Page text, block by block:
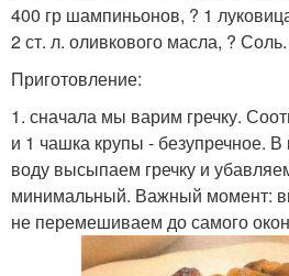
400 гр шампиньонов, ? 1
2 ст. л. оливкового масла, ? Соль.
Приготовление:
1. сначала мы варим гречку.
и 1 чашка крупы - безупречное.
воду высыпаем гречку и
минимальный. Важный момент:
не перемешиваем до самого